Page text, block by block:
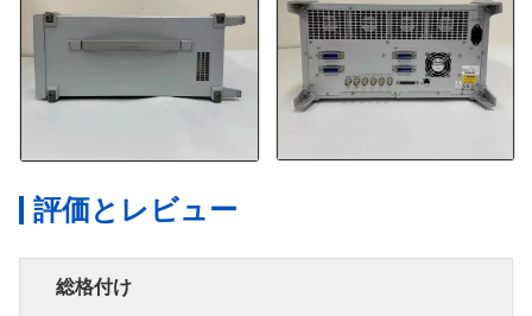
評価とレビュー
総格付け